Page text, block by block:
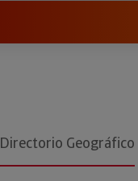
Directorio Geográfico